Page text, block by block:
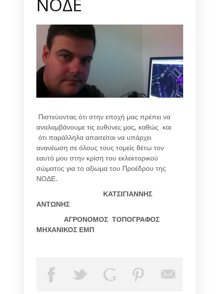
Πιστεύοντας ότι στην εποχή μας πρέπει να
αναλαμβάνουμε τις ευθύνες μας, καθώς και
ότι παράλληλα απαιτείται να υπάρχει
ανανέωση σε όλους τους τομείς θέτω τον
εαυτό μου στην κρίση του εκλεκτορικού
σώματος για το αξίωμα του Προέδρου της
ΝΟΔΕ.
ΚΑΤΣΙΓΙΑΝΝΗΣ
ΑΝΤΩΝΗΣ
ΑΓΡΟΝΟΜΟΣ ΤΟΠΟΓΡΑΦΟΣ
ΜΗΧΑΝΙΚΟΣ ΕΜΠ